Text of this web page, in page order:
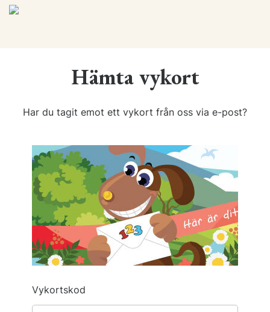
Hämta vykort
Har du tagit emot ett vykort från oss via e-post?
Vykortskod